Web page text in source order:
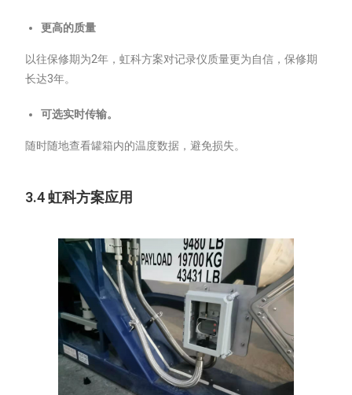
更高的质量
以往保修期为2年，虹科方案对记录仪质量更为自信，保修期
长达3年。
可选实时传输。
随时随地查看罐箱内的温度数据，避免损失。
3.4 虹科方案应用